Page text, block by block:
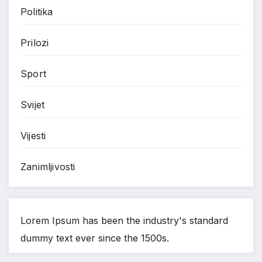
Politika
Prilozi
Sport
Svijet
Vijesti
Zanimljivosti
Lorem Ipsum has been the industry's standard
dummy text ever since the 1500s.